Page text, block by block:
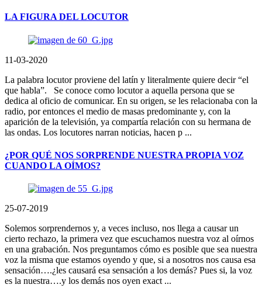
LA FIGURA DEL LOCUTOR
11-03-2020
La palabra locutor proviene del latín y literalmente quiere decir “el
que habla”. Se conoce como locutor a aquella persona que se
dedica al oficio de comunicar. En su origen, se les relacionaba con la
radio, por entonces el medio de masas predominante y, con la
aparición de la televisión, ya compartía relación con su hermana de
las ondas. Los locutores narran noticias, hacen p ...
¿POR QUÉ NOS SORPRENDE NUESTRA PROPIA VOZ
CUANDO LA OÍMOS?
25-07-2019
Solemos sorprendernos y, a veces incluso, nos llega a causar un
cierto rechazo, la primera vez que escuchamos nuestra voz al oírnos
en una grabación. Nos preguntamos cómo es posible que sea nuestra
voz la misma que estamos oyendo y que, si a nosotros nos causa esa
sensación….¿les causará esa sensación a los demás? Pues si, la voz
es la nuestra….y los demás nos oyen exact ...